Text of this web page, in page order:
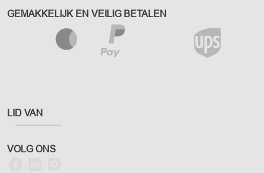
GEMAKKELIJK EN VEILIG BETALEN
LID VAN
VOLG ONS